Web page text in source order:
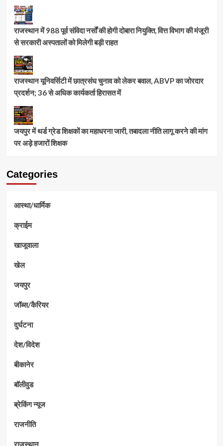
राजस्थान में 988 पूर्व संविदा नर्सों की होगी दोबारा नियुक्ति, वित्त विभाग की मंजूरी
से सरकारी अस्पतालों को मिलेगी बड़ी राहत
राजस्थान यूनिवर्सिटी में छात्रसंघ चुनाव को लेकर बवाल, ABVP का जोरदार
प्रदर्शन; 36 से अधिक कार्यकर्ता हिरासत में
जयपुर में थर्ड ग्रेड शिक्षकों का महाधरना जारी, तबादला नीति लागू करने की मांग
पर अड़े हजारों शिक्षक
Categories
आस्था/धार्मिक
क्राईम
खाजूवाला
खेल
जयपुर
जॉब्स/कैरियर
दुर्घटना
देश/विदेश
बीकानेर
बॉलीवुड
ब्रेकिंग न्यूज
राजनीति
राजस्थान